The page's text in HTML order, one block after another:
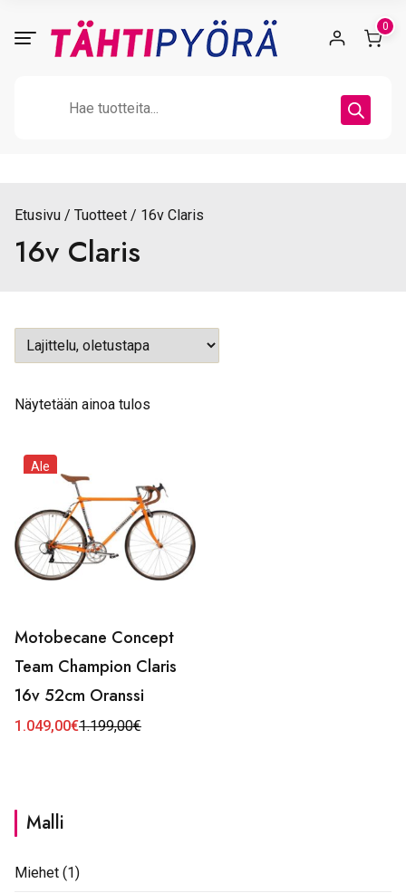
0
Etusivu Tuotteet 16v Claris
16v Claris
Näytetään ainoa tulos
Ale
Motobecane Concept
Team Champion Claris
16v 52cm Oranssi
1.199,00€
Alkuperäinen
1.049,00€
Nykyinen
Malli
Miehet (1)